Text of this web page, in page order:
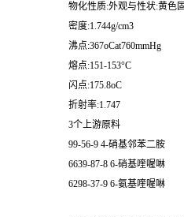
物化性质:外观与性状:黄色
密度:1.744g/cm3
沸点:367oCat760mmHg
熔点:151-153°C
闪点:175.8oC
折射率:1.747
3个上游原料
99-56-9 4-硝基邻苯二胺
6639-87-8 6-硝基喹喔啉
6298-37-9 6-氨基喹喔啉